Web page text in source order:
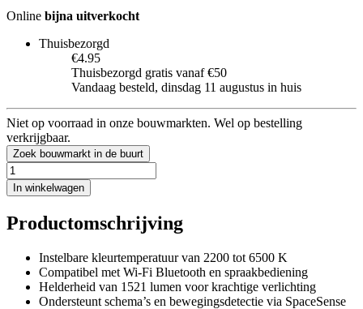
Online bijna uitverkocht
Thuisbezorgd
€4.95
Thuisbezorgd gratis vanaf €50
Vandaag besteld, dinsdag 11 augustus in huis
Niet op voorraad in onze bouwmarkten. Wel op bestelling
verkrijgbaar.
Zoek bouwmarkt in de buurt
In winkelwagen
Productomschrijving
Instelbare kleurtemperatuur van 2200 tot 6500 K
Compatibel met Wi-Fi Bluetooth en spraakbediening
Helderheid van 1521 lumen voor krachtige verlichting
Ondersteunt schema’s en bewegingsdetectie via SpaceSense